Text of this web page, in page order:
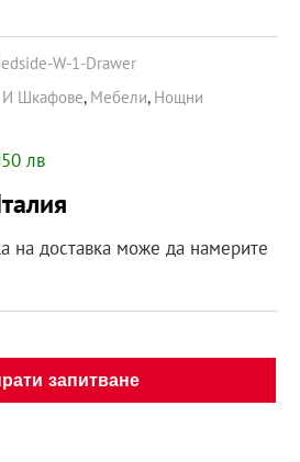
W-1-Drawer
И Шкафове, Мебели, Нощни
лв
на доставка може да намерите
запитване